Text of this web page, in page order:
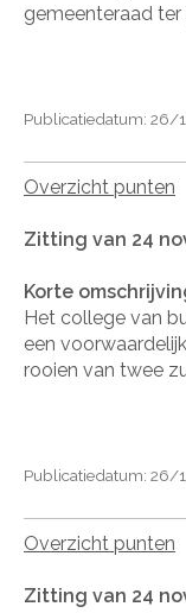
gemeenteraad ter
Publicatiedatum: 26/
Overzicht punten
Zitting van 24
Korte
Het college van
een
rooien van twee
Publicatiedatum: 26/
Overzicht punten
Zitting van 24